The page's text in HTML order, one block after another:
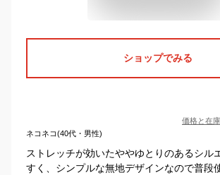
ショップでみる
価格と在
ネコネコ(40代・男性)
ストレッチが効いたややゆとりのあるシル
すく、シンプルな無地デザインなので普段